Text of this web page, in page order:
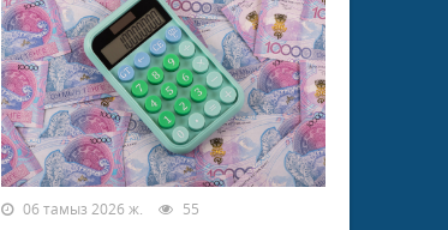
06 тамыз 2026 ж. 55